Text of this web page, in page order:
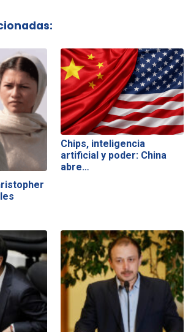
Chips, inteligencia
artificial y poder: China
abre…